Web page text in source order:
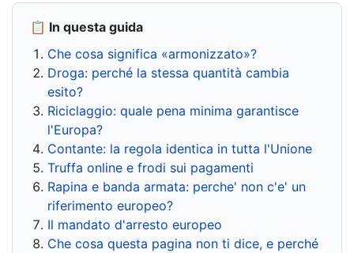
📋 In questa guida
Che cosa significa «armonizzato»?
Droga: perché la stessa quantità cambia
esito?
Riciclaggio: quale pena minima garantisce
l'Europa?
Contante: la regola identica in tutta l'Unione
Truffa online e frodi sui pagamenti
Rapina e banda armata: perche' non c'e' un
riferimento europeo?
Il mandato d'arresto europeo
Che cosa questa pagina non ti dice, e perché